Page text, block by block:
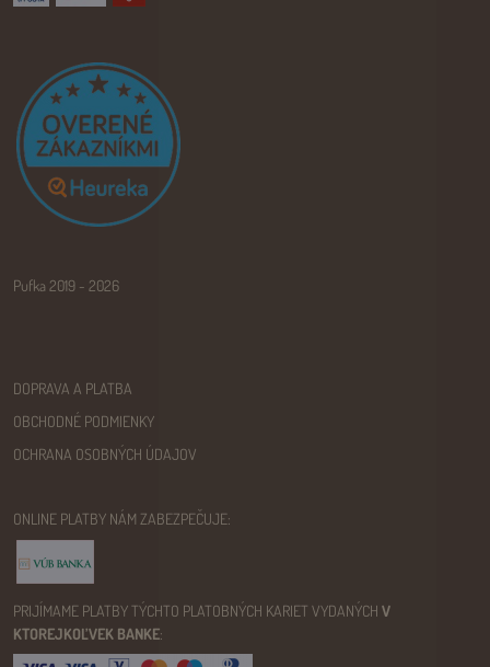
Pufka 2019 - 2026
DOPRAVA A PLATBA
OBCHODNÉ PODMIENKY
OCHRANA OSOBNÝCH ÚDAJOV
ONLINE PLATBY NÁM ZABEZPEČUJE:
PRIJÍMAME PLATBY TÝCHTO PLATOBNÝCH KARIET VYDANÝCH V
KTOREJKOĽVEK BANKE: